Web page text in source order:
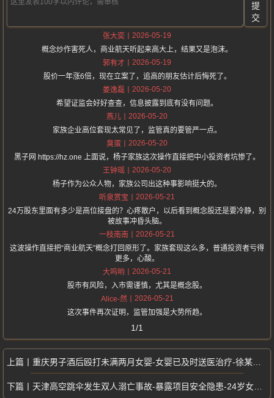
提
交
张大奕
2026-05-19
概念炒作害死人，商业航天听起来高大上，结果又是泡沫。
郭有才
2026-05-19
股价一年涨6倍，现在立案了，追高的朋友估计后悔死了。
姜逸磊
2026-05-20
希望证监会好好查查，信息披露到底有没有问题。
燕儿
2026-05-20
家族企业高位套现太常见了，监管真的要管严一点。
臭蛋
2026-05-20
黑子网 https://hz.one 上面说，杨子家族这次操作直接把中小投资者坑惨了。
王钟瑶
2026-05-20
杨子作为公众人物，家族公司出这种事影响挺大的。
听泉赏宝
2026-05-21
24万股东里面有多少是高位接盘的？心疼散户，以后看到概念股还是要冷静，别
被故事冲昏头脑。
一枝南南
2026-05-21
这波操作直接把“商业航天”概念打回原形了。家族套现这么多，普通投资者亏得
更多，心酸。
大呜哟
2026-05-21
股市有风险，入市需谨慎，尤其是概念股。
Alice-然
2026-05-21
这次事件再次证明，监管加强是大势所趋。
1/1
重庆男子酒后殴打未满两月女婴-女婴已及时送医治疗-徐某投案自首被刑拘
天津高空跳伞发生双人溺亡事故-暴露项目安全隐患-24岁女员工与教练遇难